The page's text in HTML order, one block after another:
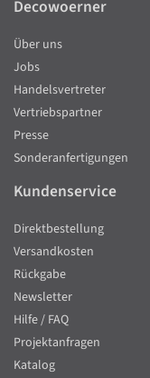
Decowoerner
Über uns
Jobs
Handelsvertreter
Vertriebspartner
Presse
Sonderanfertigungen
Kundenservice
Direktbestellung
Versandkosten
Rückgabe
Newsletter
Hilfe / FAQ
Projektanfragen
Katalog